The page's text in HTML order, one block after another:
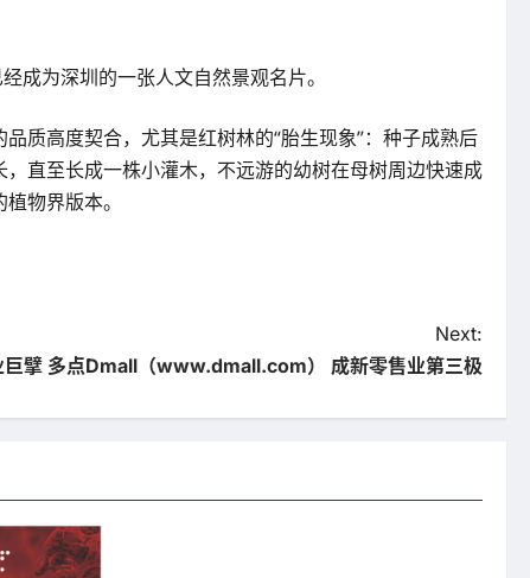
成为深圳的一张人文自然景观名片。
质高度契合，尤其是红树林的“胎生现象”：种子成熟后
直至长成一株小灌木，不远游的幼树在母树周边快速成
物界版本。
Next:
巨擘 多点Dmall（www.dmall.com） 成新零售业第三极